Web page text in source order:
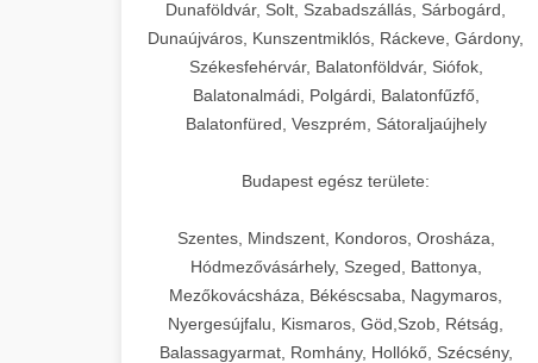
teljesítményhez.
chef-iparikonyhagepek.hu
kereskedelmi tésztakeverő
professzionális élelmiszer-
előkészítéshez. Precíziós vágás
állítható vastagság beállítással.
chef-iparikonyhagepek.hu
professzionális élelmiszer szeletelő
📦 22. Vákuumozó Gép +
Kereskedelmi vákuumcsomagoló
berendezések élelmiszerek
szavatossági időt és tartsa meg a
chef-iparikonyhagepek.hu
vákuum lezáró berendezés
🎁 23. Vákuumfóliázó
+
professzionális élelmiszer-csomagolási
műveletekhez. Hatékony lezárási és
tartósítási megoldások.
chef-iparikonyhagepek.hu
🔥 24. Ipari Sütő és
Gőzpároló
+
Kereskedelmi légkeveréses sütők és
Dunaföldvár, Solt, Szabadszállás, Sárbogárd,
Dunaújváros, Kunszentmiklós, Ráckeve, Gárdony,
Székesfehérvár, Balatonföldvár, Siófok,
Balatonalmádi, Polgárdi, Balatonfűzfő,
Balatonfüred, Veszprém, Sátoraljaújhely
Budapest egész területe:
Szentes, Mindszent, Kondoros, Orosháza,
Hódmezővásárhely, Szeged, Battonya,
Mezőkovácsháza, Békéscsaba, Nagymaros,
Nyergesújfalu, Kismaros, Göd,Szob, Rétság,
Balassagyarmat, Romhány, Hollókő, Szécsény,